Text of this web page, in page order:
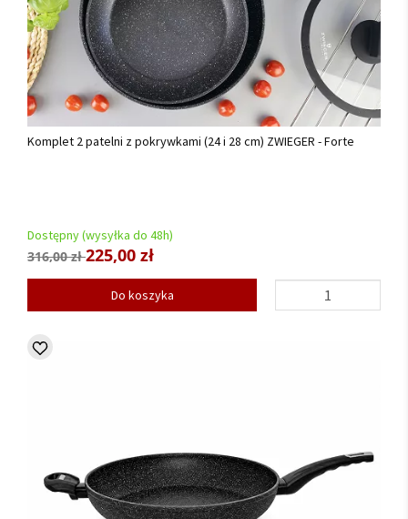
Komplet 2 patelni z pokrywkami (24 i 28 cm) ZWIEGER - Forte
Dostępny (wysyłka do 48h)
316,00 zł225,00 zł
Do koszyka